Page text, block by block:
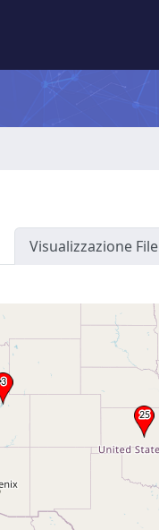
Visualizzazione File